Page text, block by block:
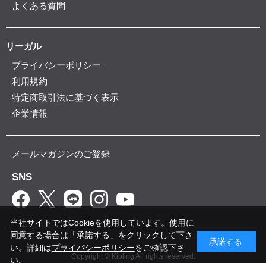
よくある質問
リーガル
プライバシーポリシー
利用規約
特定商取引法に基づく表示
企業情報
メールマガジンのご登録
SNS
Copyright © Kipling All rights reserved.
当社サイトではCookieを使用しています。使用に
同意する場合は「承諾する」をクリックして下さ
い。詳細はプライバシーポリシーをご確認下さ
い。
承諾する